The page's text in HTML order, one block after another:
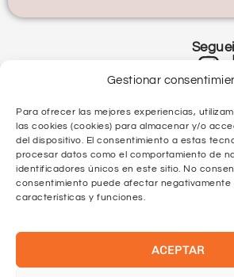
Gestionar
Para ofrecer las mejores experiencias,
las cookies (cookies) para almacenar y/o
del dispositivo. El consentimiento a estas
procesar datos como el comportamiento de
identificadores únicos en este sitio. No
consentimiento puede afectar negativamente
características y funciones.
ACEPTAR
Política de Privacitat
Política de Qualitat
Protecció de Dades